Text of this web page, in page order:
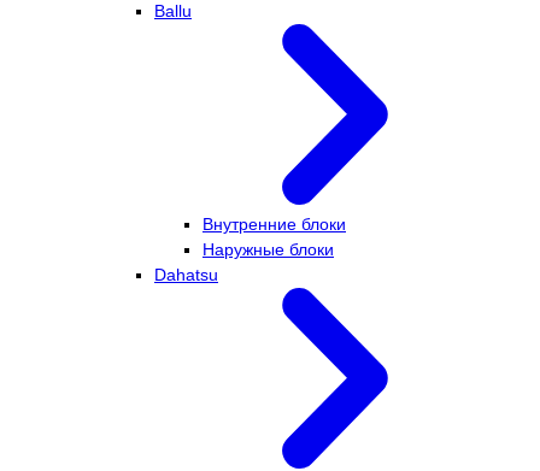
Ballu
Внутренние блоки
Наружные блоки
Dahatsu